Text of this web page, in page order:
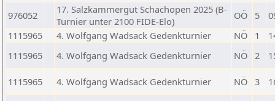
976052
17. Salzkammergut Schachopen 2025 (B-
Turnier unter 2100 FIDE-Elo)
OÖ 5
1115965
4. Wolfgang Wadsack Gedenkturnier NÖ 1
1115965
4. Wolfgang Wadsack Gedenkturnier NÖ 2
1115965 4. Wolfgang Wadsack Gedenkturnier NÖ 3